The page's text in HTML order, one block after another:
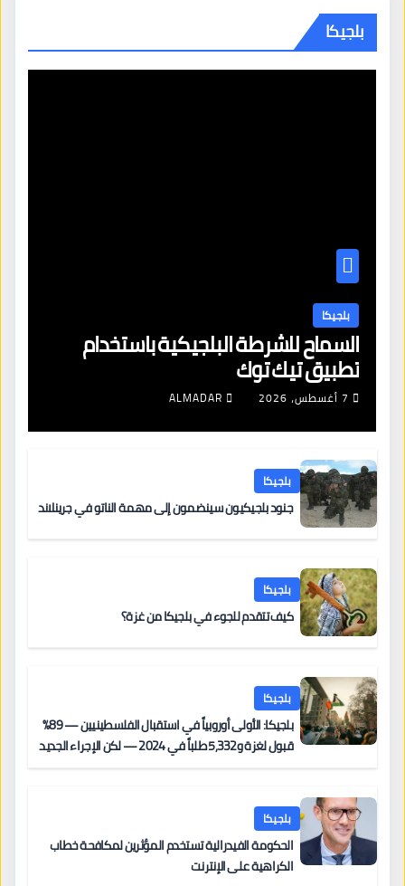
بلجيكا
بلجيكا
السماح للشرطة البلجيكية باستخدام
تطبيق تيك توك
7 أغسطس، 2026 ALMADAR
بلجيكا
جنود بلجيكيون سينضمون إلى مهمة الناتو في جرينلاند
بلجيكا
كيف تتقدم للجوء في بلجيكا من غزة؟
بلجيكا
بلجيكا: الأولى أوروبياً في استقبال الفلسطينيين — 89%
قبول لغزة و5,332 طلباً في 2024 — لكن الإجراء الجديد
بلجيكا
الحكومة الفيدرالية تستخدم المؤثرين لمكافحة خطاب
الكراهية على الإنترنت